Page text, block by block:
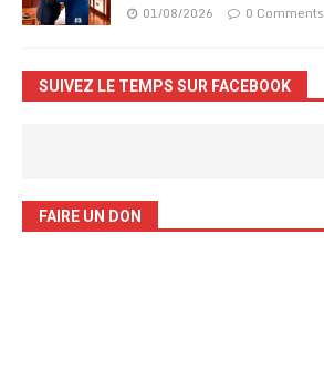
01/08/2026 0 Comments
SUIVEZ LE TEMPS SUR FACEBOOK
FAIRE UN DON